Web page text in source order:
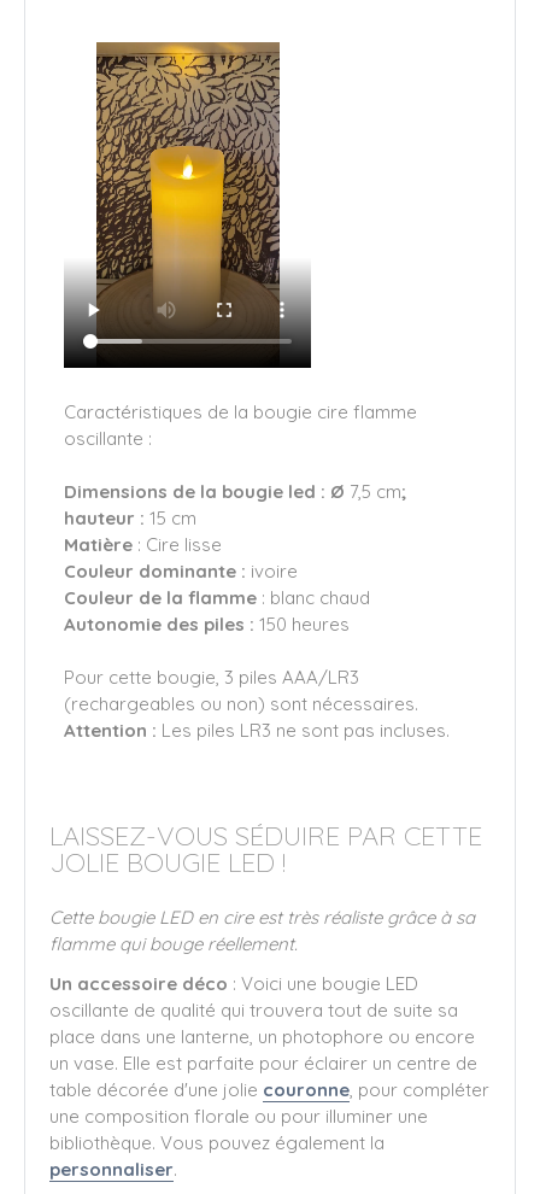
Caractéristiques de la bougie cire flamme
oscillante :
Dimensions de la bougie led : Ø 7,5 cm;
hauteur : 15 cm
Matière : Cire lisse
Couleur dominante : ivoire
Couleur de la flamme : blanc chaud
Autonomie des piles : 150 heures
Pour cette bougie, 3 piles AAA/LR3
(rechargeables ou non) sont nécessaires.
Attention : Les piles LR3 ne sont pas incluses.
LAISSEZ-VOUS SÉDUIRE PAR CETTE
JOLIE BOUGIE LED !
Cette bougie LED en cire est très réaliste grâce à sa
flamme qui bouge réellement.
Un accessoire déco : Voici une bougie LED
oscillante de qualité qui trouvera tout de suite sa
place dans une lanterne, un photophore ou encore
un vase. Elle est parfaite pour éclairer un centre de
table décorée d'une jolie couronne , pour compléter
une composition florale ou pour illuminer une
bibliothèque. Vous pouvez également la
personnaliser.